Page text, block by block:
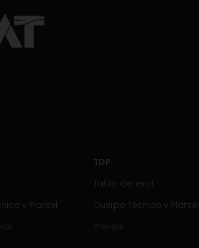
y Plantel
TDP
Tabla General
Cuerpo Técnico y Plantel
Prensa